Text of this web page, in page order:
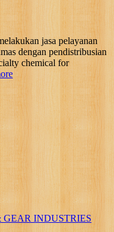
jasa pelayanan
dengan pendistribusian
chemical for
INDUSTRIES